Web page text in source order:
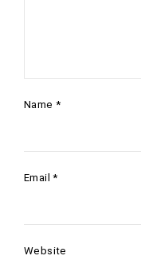
Name *
Email*
Website